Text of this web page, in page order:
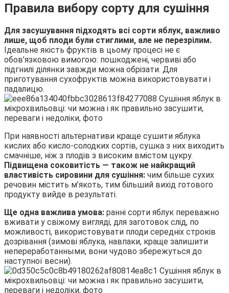
Правила вибору сорту для сушіння
Для засушування підходять всі сорти яблук, важливо
лише, щоб плоди були стиглими, але не перезрілим.
Ідеальне якість фруктів в цьому процесі не є
обов’язковою вимогою: пошкоджені, червиві або
підгнилі ділянки завжди можна обрізати. Для
приготування сухофруктів можна використовувати і
падалицю.
При наявності альтернативи краще сушити яблука
кислих або кисло-солодких сортів, сушка з них виходить
смачніше, ніж з плодів з високим вмістом цукру.
Підвищена соковитість — також не найкращий
властивість сировини для сушіння: чим більше сухих
речовин містить м’якоть, тим більший вихід готового
продукту вийде в результаті.
Ще одна важлива умова: ранні сорти яблук переважно
вживати у свіжому вигляді, для заготовок слід, по
можливості, використовувати плоди середніх строків
дозрівання (зимові яблука, навпаки, краще залишити
непереработанными, вони чудово збережуться до
наступної весни).